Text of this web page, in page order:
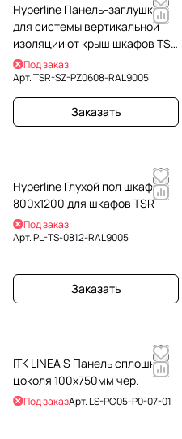
Hyperline Панель-заглушка
для системы вертикальной
изоляции от крыш шкафов TSR
до потолка помещения, при
установке конди
Под заказ
Арт.TSR-SZ-PZ0608-RAL9005
Заказать
Hyperline Глухой пол шкаф
800х1200 для шкафов TSR
Под заказ
Арт.PL-TS-0812-RAL9005
Заказать
ITK LINEA S Панель сплошная
цоколя 100х750мм чер.
Под заказАрт. LS-PC05-P0-07-01